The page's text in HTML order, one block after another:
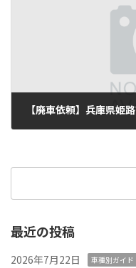
最近の投稿
2026年7月22日 車種別ガイド